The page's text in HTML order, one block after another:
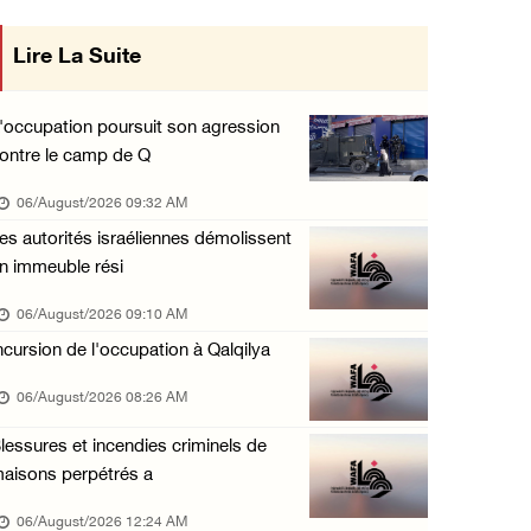
L'occupation continue d'envahir le camp de Q ...
05/August/2026 01:57 PM
Des colons volent de l'eau dans les villes d ...
05/August/2026 01:24 PM
Le Parlement arabe condamne l'escalade de l' ...
05/August/2026 01:21 PM
Une réunion ministérielle est lancée à Amman ...
05/August/2026 01:16 PM
Les détenues de la prison « Damon » sont con ...
05/August/2026 12:47 PM
mise en œuvre des décisions du Conseil
Central concernant les relations avec
Lire La Suite
poursuit son agression
le camp de Q
06/August/2026 09:32 AM
autorités israéliennes démolissent
immeuble rési
06/August/2026 09:10 AM
de l'occupation à Qalqilya
06/August/2026 08:26 AM
et incendies criminels de
perpétrés a
06/August/2026 12:24 AM